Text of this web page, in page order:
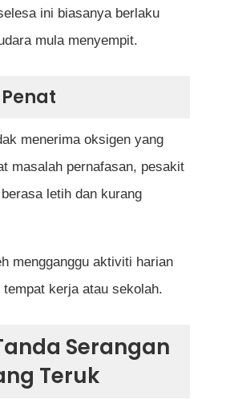
ini biasanya berlaku
mula menyempit.
menerima oksigen yang
masalah pernafasan, pesakit
letih dan kurang
mengganggu aktiviti harian
kerja atau sekolah.
Serangan
Teruk